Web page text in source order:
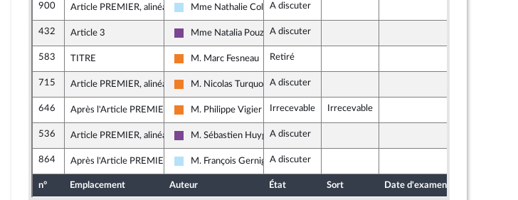
900 Article PREMIER, alinéa 10
Horizons & Indépendants
Mme Nathalie Colin-Oesterlé
A discuter
432 Article 3
Ensemble pour la République
Mme Natalia PouzyreffA discuter
583 TITRE
Les Démocrates
M. Marc Fesneau Retiré
715 Article PREMIER, alinéa 85
Les Démocrates
M. Nicolas Turquois A discuter
646 Après l'Article PREMIER
Les Démocrates
M. Philippe Vigier Irrecevable Irrecevable
536 Article PREMIER, alinéa 78
Ensemble pour la République
M. Sébastien HuygheA discuter
864 Après l'Article PREMIER
Horizons & Indépendants
M. François GernigonA discuter
n° Emplacement Auteur État Sort Date d'examen